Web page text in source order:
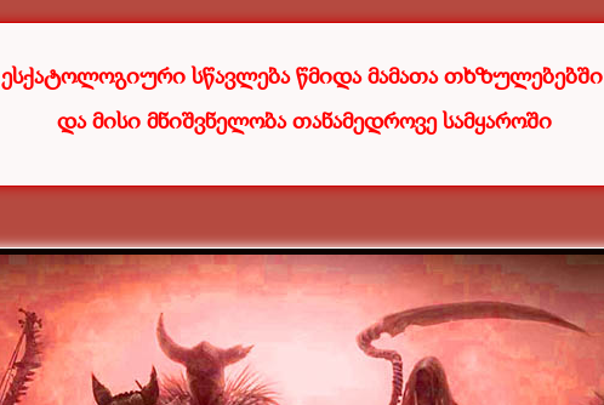
ესქატოლოგიური სწავლება წმიდა მამათა თხზულებებში
და მისი მნიშვნელობა თანამედროვე სამყაროში